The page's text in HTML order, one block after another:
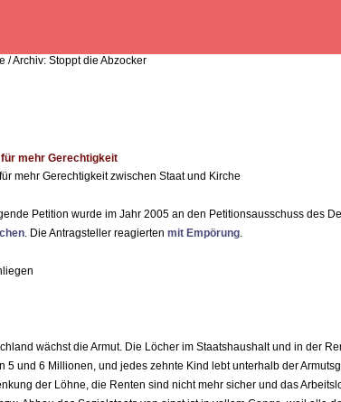
/Archiv: Stoppt die Abzocker
für mehr Gerechtigkeit
mehr Gerechtigkeit zwischen Staat und Kirche
Petition wurde im Jahr 2005 an den Petitionsausschuss des
. Die Antragsteller reagierten mit Empörung.
wächst die Armut. Die Löcher im Staatshaushalt und in der
5 und 6 Millionen, und jedes zehnte Kind lebt unterhalb der
der Löhne, die Renten sind nicht mehr sicher und das